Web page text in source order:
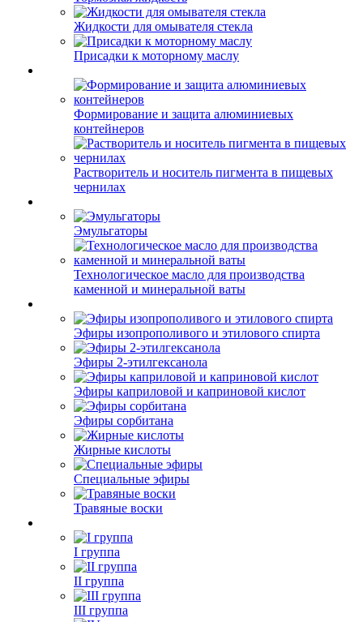
Жидкости для омывателя стекла
Присадки к моторному маслу
Формирование и защита алюминиевых
контейнеров
Растворитель и носитель пигмента в пищевых
чернилах
Эмульгаторы
Технологическое масло для производства
каменной и минеральной ваты
Эфиры изопрополивого и этилового спирта
Эфиры 2-этилгексанола
Эфиры каприловой и каприновой кислот
Эфиры сорбитана
Жирные кислоты
Специальные эфиры
Травяные воски
I группа
II группа
III группа